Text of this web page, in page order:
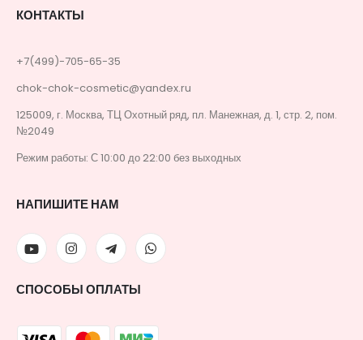
КОНТАКТЫ
+7(499)-705-65-35
chok-chok-cosmetic@yandex.ru
125009, г. Москва, ТЦ Охотный ряд, пл. Манежная, д. 1, стр. 2, пом.
№2049
Режим работы: С 10:00 до 22:00 без выходных
НАПИШИТЕ НАМ
СПОСОБЫ ОПЛАТЫ